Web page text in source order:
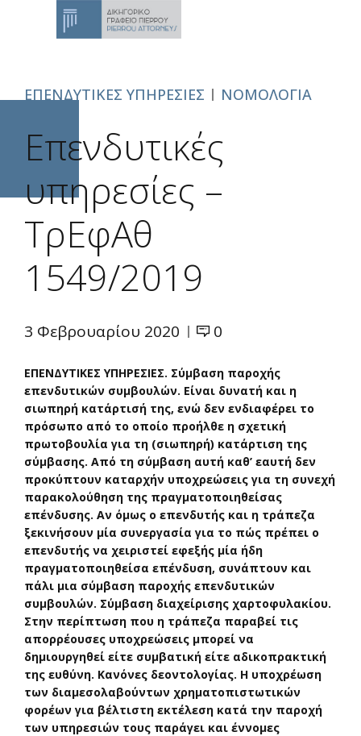
ΕΠΕΝΔΥΤΙΚΕΣ ΥΠΗΡΕΣΙΕΣ ΝΟΜΟΛΟΓΙΑ
Επενδυτικές
υπηρεσίες –
ΤρΕφΑθ
1549/2019
3 Φεβρουαρίου 2020 0
ΕΠΕΝΔΥΤΙΚΕΣ ΥΠΗΡΕΣΙΕΣ. Σύμβαση παροχής
επενδυτικών συμβουλών. Είναι δυνατή και η
σιωπηρή κατάρτισή της, ενώ δεν ενδιαφέρει το
πρόσωπο από το οποίο προήλθε η σχετική
πρωτοβουλία για τη (σιωπηρή) κατάρτιση της
σύμβασης. Από τη σύμβαση αυτή καθ’ εαυτή δεν
προκύπτουν καταρχήν υποχρεώσεις για τη συνεχή
παρακολούθηση της πραγματοποιηθείσας
επένδυσης. Αν όμως ο επενδυτής και η τράπεζα
ξεκινήσουν μία συνεργασία για το πώς πρέπει ο
επενδυτής να χειριστεί εφεξής μία ήδη
πραγματοποιηθείσα επένδυση, συνάπτουν και
πάλι μια σύμβαση παροχής επενδυτικών
συμβουλών. Σύμβαση διαχείρισης χαρτοφυλακίου.
Στην περίπτωση που η τράπεζα παραβεί τις
απορρέουσες υποχρεώσεις μπορεί να
δημιουργηθεί είτε συμβατική είτε αδικοπρακτική
της ευθύνη. Κανόνες δεοντολογίας. Η υποχρέωση
των διαμεσολαβούντων χρηματοπιστωτικών
φορέων για βέλτιστη εκτέλεση κατά την παροχή
των υπηρεσιών τους παράγει και έννομες